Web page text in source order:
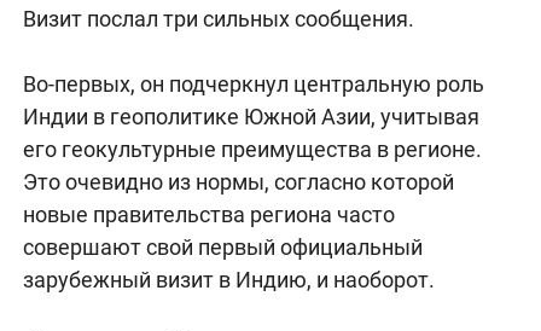
Визит послал три сильных сообщения.
Во-первых, он подчеркнул центральную роль
Индии в геополитике Южной Азии, учитывая
его геокультурные преимущества в регионе.
Это очевидно из нормы, согласно которой
новые правительства региона часто
совершают свой первый официальный
зарубежный визит в Индию, и наоборот.